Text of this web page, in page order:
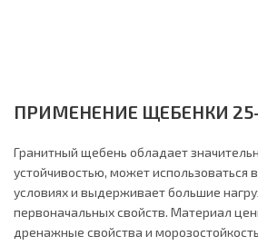
ПРИМЕНЕНИЕ ЩЕБЕНКИ
Гранитный щебень обладает
устойчивостью, может использоваться
условиях и выдерживает большие
первоначальных свойств. Материал
дренажные свойства и